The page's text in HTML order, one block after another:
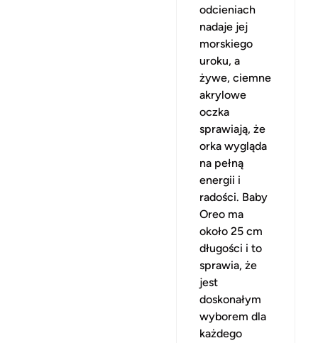
odcieniach
nadaje jej
morskiego
uroku, a
żywe, ciemne
akrylowe
oczka
sprawiają, że
orka wygląda
na pełną
energii i
radości. Baby
Oreo ma
około 25 cm
długości i to
sprawia, że
jest
doskonałym
wyborem dla
każdego